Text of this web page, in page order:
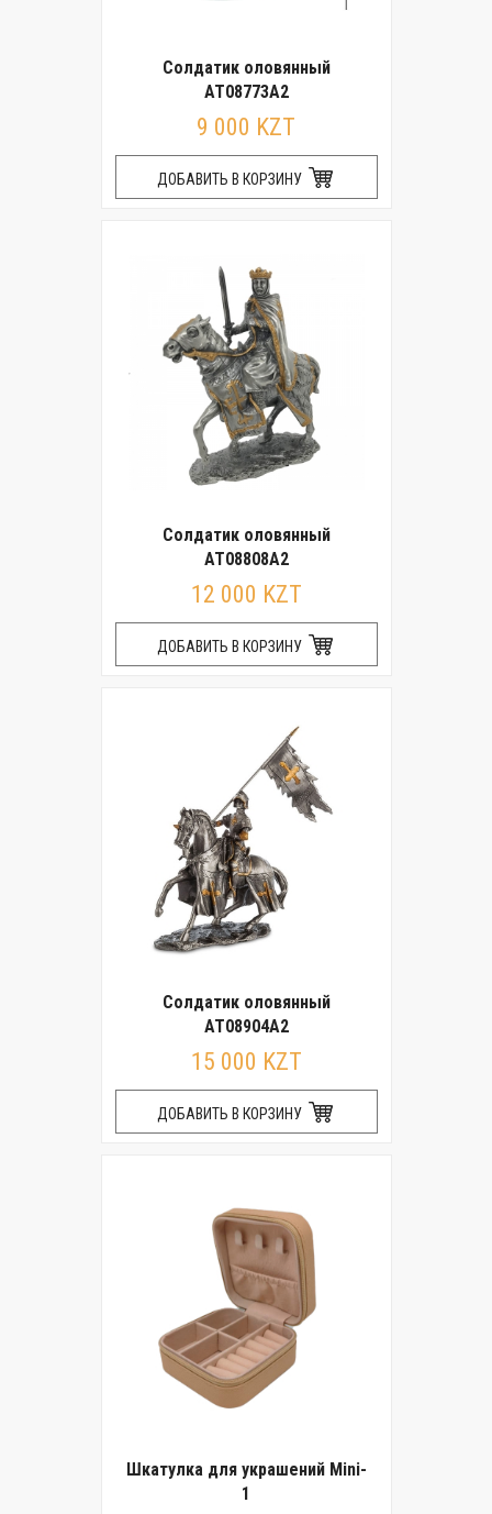
Солдатик оловянный
AT08773A2
9 000 KZT
ДОБАВИТЬ В КОРЗИНУ
Солдатик оловянный
AT08808A2
12 000 KZT
ДОБАВИТЬ В КОРЗИНУ
Солдатик оловянный
AT08904A2
15 000 KZT
ДОБАВИТЬ В КОРЗИНУ
Шкатулка для украшений Mini-
1